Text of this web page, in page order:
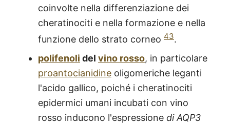
coinvolte nella differenziazione dei
cheratinociti e nella formazione e nella
funzione dello strato corneo 43.
polifenoli del vino rosso, in particolare
proantocianidine oligomeriche leganti
l'acido gallico, poiché i cheratinociti
epidermici umani incubati con vino
rosso inducono l'espressione di AQP3